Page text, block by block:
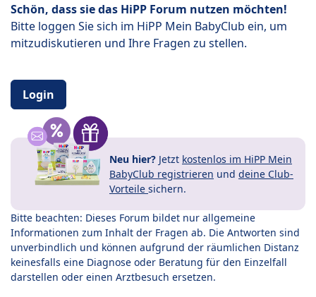
Schön, dass sie das HiPP Forum nutzen möchten!
Bitte loggen Sie sich im HiPP Mein BabyClub ein, um
mitzudiskutieren und Ihre Fragen zu stellen.
Login
Neu hier? Jetzt kostenlos im HiPP Mein
BabyClub registrieren und deine Club-
Vorteile sichern.
Bitte beachten: Dieses Forum bildet nur allgemeine
Informationen zum Inhalt der Fragen ab. Die Antworten sind
unverbindlich und können aufgrund der räumlichen Distanz
keinesfalls eine Diagnose oder Beratung für den Einzelfall
darstellen oder einen Arztbesuch ersetzen.